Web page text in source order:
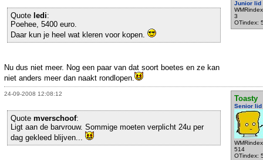
Junior lid
3
OTindex:
Quote ledi:
Poehee, 5400 euro.
Daar kun je heel wat kleren voor kopen.
Nu dus niet meer. Nog een paar van dat soort boetes en ze kan
niet anders meer dan naakt rondlopen.
24-09-2008 12:08:12
Toasty
Senior lid
514
OTindex:
Quote mverschoof:
Ligt aan de barvrouw. Sommige moeten verplicht 24u per
dag gekleed blijven...